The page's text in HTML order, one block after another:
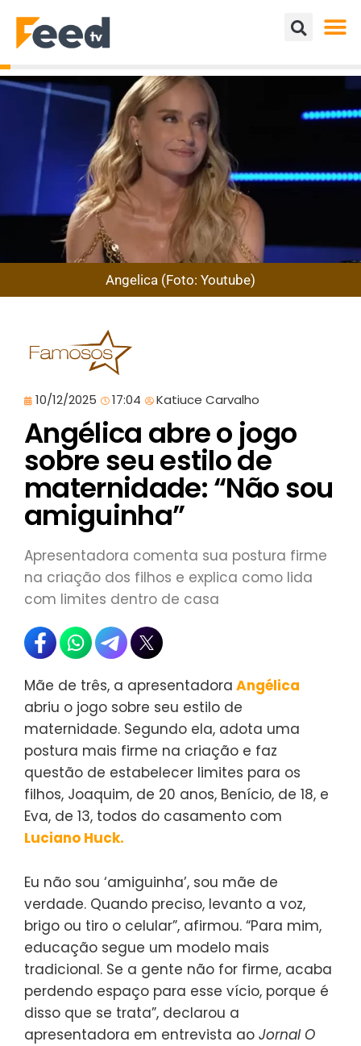
Angelica (Foto: Youtube)
10/12/2025 17:04 Katiuce Carvalho
Angélica abre o jogo
sobre seu estilo de
maternidade: “Não sou
amiguinha”
Apresentadora comenta sua postura firme
na criação dos filhos e explica como lida
com limites dentro de casa
Mãe de três, a apresentadora Angélica
abriu o jogo sobre seu estilo de
maternidade. Segundo ela, adota uma
postura mais firme na criação e faz
questão de estabelecer limites para os
filhos, Joaquim, de 20 anos, Benício, de 18, e
Eva, de 13, todos do casamento com
Luciano Huck.
Eu não sou ‘amiguinha’, sou mãe de
verdade. Quando preciso, levanto a voz,
brigo ou tiro o celular”, afirmou. “Para mim,
educação segue um modelo mais
tradicional. Se a gente não for firme, acaba
perdendo espaço para esse vício, porque é
disso que se trata”, declarou a
apresentadora em entrevista ao Jornal O